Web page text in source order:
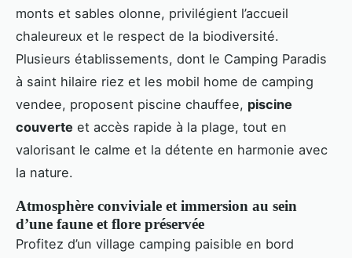
monts et sables olonne, privilégient l’accueil
chaleureux et le respect de la biodiversité.
Plusieurs établissements, dont le Camping Paradis
à saint hilaire riez et les mobil home de camping
vendee, proposent piscine chauffee, piscine
couverte et accès rapide à la plage, tout en
valorisant le calme et la détente en harmonie avec
la nature.
Atmosphère conviviale et immersion au sein
d’une faune et flore préservée
Profitez d’un village camping paisible en bord